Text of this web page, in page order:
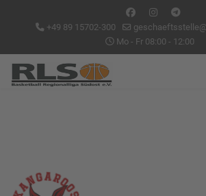
+49 89 15702-300
Mo - Fr 08:00 - 12:00